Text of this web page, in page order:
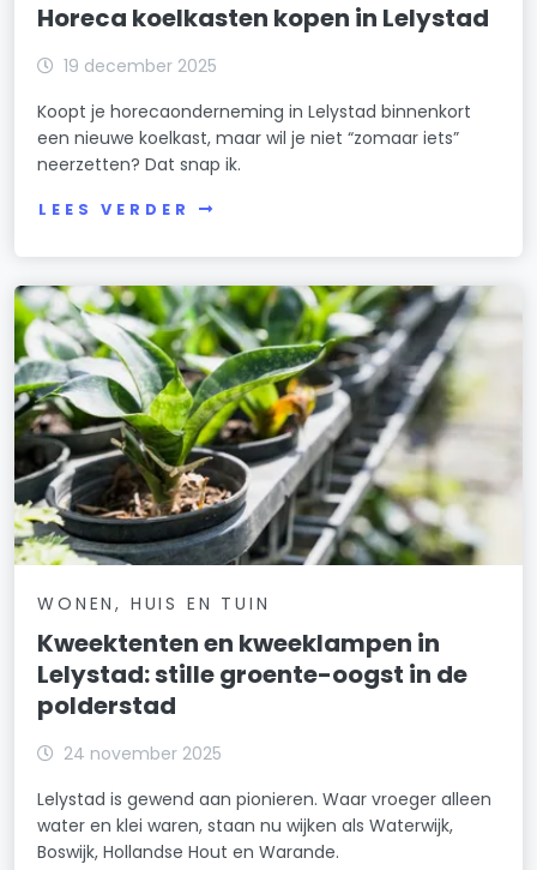
Horeca koelkasten kopen in Lelystad
19 december 2025
Koopt je horecaonderneming in Lelystad binnenkort
een nieuwe koelkast, maar wil je niet “zomaar iets”
neerzetten? Dat snap ik.
LEES VERDER
WONEN, HUIS EN TUIN
Kweektenten en kweeklampen in
Lelystad: stille groente-oogst in de
polderstad
24 november 2025
Lelystad is gewend aan pionieren. Waar vroeger alleen
water en klei waren, staan nu wijken als Waterwijk,
Boswijk, Hollandse Hout en Warande.